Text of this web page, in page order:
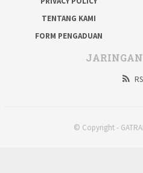
TENTANG KAMI
FORM PENGADUAN
© Copyright -